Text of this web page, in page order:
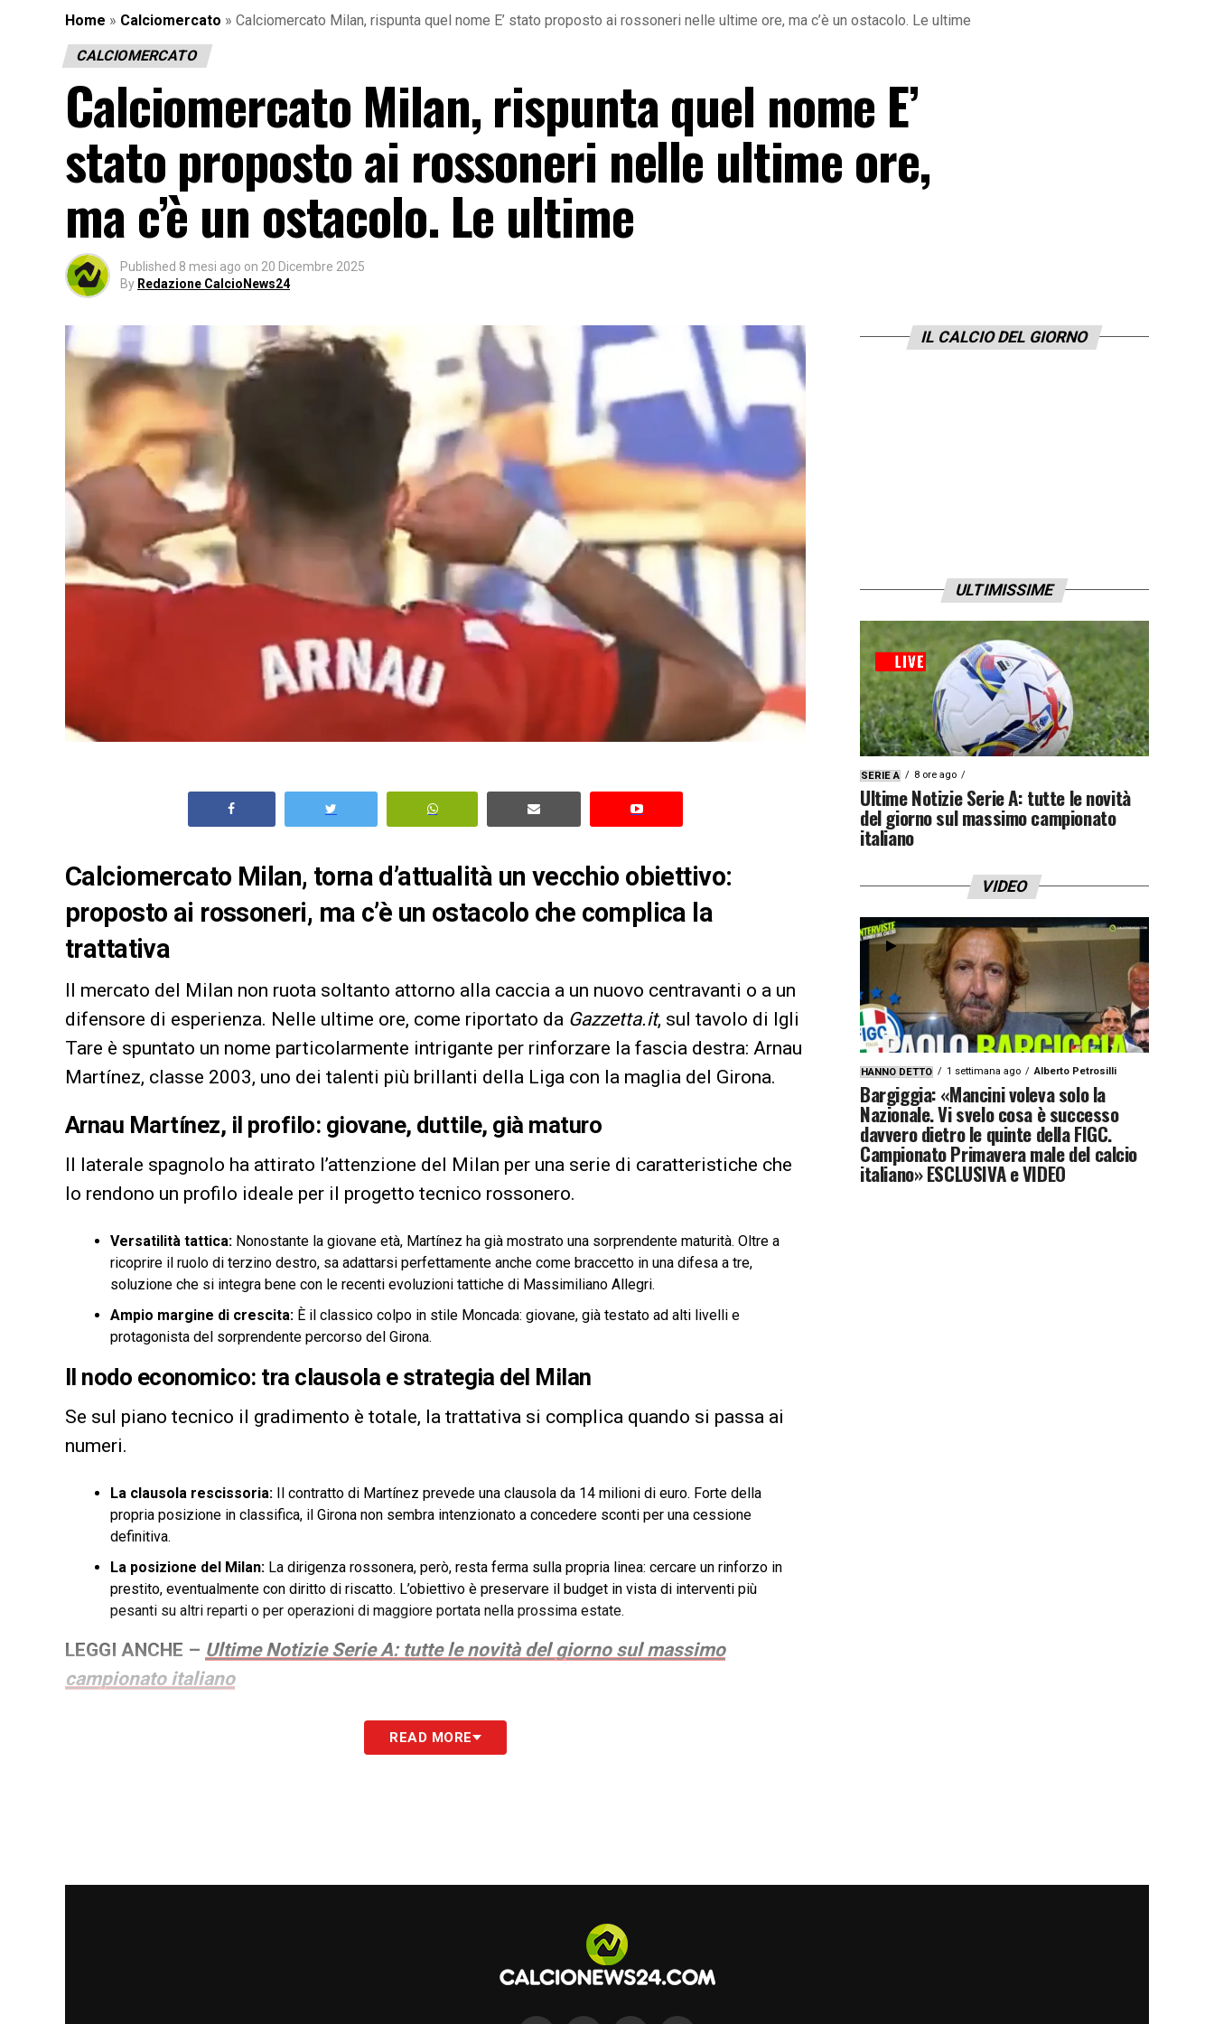
Home » Calciomercato » Calciomercato Milan, rispunta quel nome E’ stato proposto ai rossoneri nelle ultime ore, ma c’è un ostacolo. Le ultime
CALCIOMERCATO
Calciomercato Milan, rispunta quel nome E’
stato proposto ai rossoneri nelle ultime ore,
ma c’è un ostacolo. Le ultime
Published 8 mesi ago on 20 Dicembre 2025
By Redazione CalcioNews24
Calciomercato Milan, torna d’attualità un vecchio obiettivo:
proposto ai rossoneri, ma c’è un ostacolo che complica la
trattativa
Il mercato del Milan non ruota soltanto attorno alla caccia a un nuovo centravanti o a un
difensore di esperienza. Nelle ultime ore, come riportato da Gazzetta.it, sul tavolo di Igli
Tare è spuntato un nome particolarmente intrigante per rinforzare la fascia destra: Arnau
Martínez, classe 2003, uno dei talenti più brillanti della Liga con la maglia del Girona.
Arnau Martínez, il profilo: giovane, duttile, già maturo
Il laterale spagnolo ha attirato l’attenzione del Milan per una serie di caratteristiche che
lo rendono un profilo ideale per il progetto tecnico rossonero.
Versatilità tattica: Nonostante la giovane età, Martínez ha già mostrato una sorprendente maturità. Oltre a
ricoprire il ruolo di terzino destro, sa adattarsi perfettamente anche come braccetto in una difesa a tre,
soluzione che si integra bene con le recenti evoluzioni tattiche di Massimiliano Allegri.
Ampio margine di crescita: È il classico colpo in stile Moncada: giovane, già testato ad alti livelli e
protagonista del sorprendente percorso del Girona.
Il nodo economico: tra clausola e strategia del Milan
Se sul piano tecnico il gradimento è totale, la trattativa si complica quando si passa ai
numeri.
La clausola rescissoria: Il contratto di Martínez prevede una clausola da 14 milioni di euro. Forte della
propria posizione in classifica, il Girona non sembra intenzionato a concedere sconti per una cessione
definitiva.
La posizione del Milan: La dirigenza rossonera, però, resta ferma sulla propria linea: cercare un rinforzo in
prestito, eventualmente con diritto di riscatto. L’obiettivo è preservare il budget in vista di interventi più
pesanti su altri reparti o per operazioni di maggiore portata nella prossima estate.
LEGGI ANCHE – Ultime Notizie Serie A: tutte le novità del giorno sul massimo
campionato italiano
LA PLAYLIST DELLE NOSTRE TOP NEWSREAD MORE
IL CALCIO DEL GIORNO
ULTIMISSIME
SERIE A 8 ore ago
Ultime Notizie Serie A: tutte le novità
del giorno sul massimo campionato
italiano
VIDEO
HANNO DETTO 1 settimana ago Alberto Petrosilli
Bargiggia: «Mancini voleva solo la
Nazionale. Vi svelo cosa è successo
davvero dietro le quinte della FIGC.
Campionato Primavera male del calcio
italiano» ESCLUSIVA e VIDEO